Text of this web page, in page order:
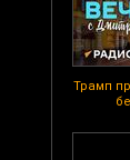
Трамп